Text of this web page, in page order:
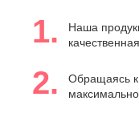
1.
Наша
2.
Обращаясь